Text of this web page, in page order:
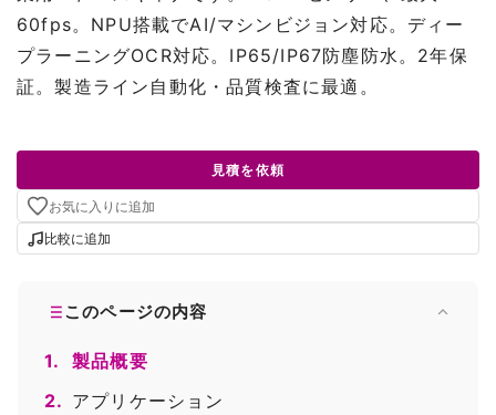
60fps。NPU搭載でAI/マシンビジョン対応。ディー
プラーニングOCR対応。IP65/IP67防塵防水。2年保
証。製造ライン自動化・品質検査に最適。
見積を依頼
お気に入りに追加
比較に追加
このページの内容
1.
製品概要
2. アプリケーション